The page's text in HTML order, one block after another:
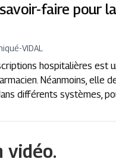
faire pour
-VIDAL
hospitalières est
Néanmoins, elle
différents systèmes,
vidéo.